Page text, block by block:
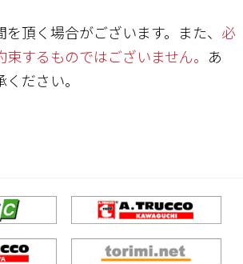
頂く場合がございます。また、 必
するものではございません。 あ
ださい。